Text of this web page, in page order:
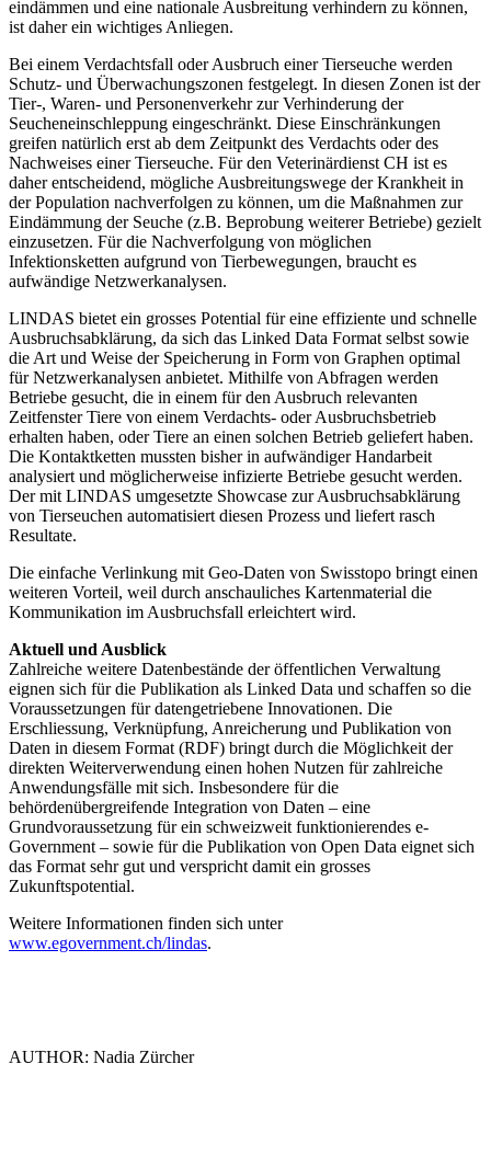
eindämmen und eine nationale Ausbreitung verhindern zu können,
ist daher ein wichtiges Anliegen.
Bei einem Verdachtsfall oder Ausbruch einer Tierseuche werden
Schutz- und Überwachungszonen festgelegt. In diesen Zonen ist der
Tier-, Waren- und Personenverkehr zur Verhinderung der
Seucheneinschleppung eingeschränkt. Diese Einschränkungen
greifen natürlich erst ab dem Zeitpunkt des Verdachts oder des
Nachweises einer Tierseuche. Für den Veterinärdienst CH ist es
daher entscheidend, mögliche Ausbreitungswege der Krankheit in
der Population nachverfolgen zu können, um die Maßnahmen zur
Eindämmung der Seuche (z.B. Beprobung weiterer Betriebe) gezielt
einzusetzen. Für die Nachverfolgung von möglichen
Infektionsketten aufgrund von Tierbewegungen, braucht es
aufwändige Netzwerkanalysen.
LINDAS bietet ein grosses Potential für eine effiziente und schnelle
Ausbruchsabklärung, da sich das Linked Data Format selbst sowie
die Art und Weise der Speicherung in Form von Graphen optimal
für Netzwerkanalysen anbietet. Mithilfe von Abfragen werden
Betriebe gesucht, die in einem für den Ausbruch relevanten
Zeitfenster Tiere von einem Verdachts- oder Ausbruchsbetrieb
erhalten haben, oder Tiere an einen solchen Betrieb geliefert haben.
Die Kontaktketten mussten bisher in aufwändiger Handarbeit
analysiert und möglicherweise infizierte Betriebe gesucht werden.
Der mit LINDAS umgesetzte Showcase zur Ausbruchsabklärung
von Tierseuchen automatisiert diesen Prozess und liefert rasch
Resultate.
Die einfache Verlinkung mit Geo-Daten von Swisstopo bringt einen
weiteren Vorteil, weil durch anschauliches Kartenmaterial die
Kommunikation im Ausbruchsfall erleichtert wird.
Aktuell und Ausblick
Zahlreiche weitere Datenbestände der öffentlichen Verwaltung
eignen sich für die Publikation als Linked Data und schaffen so die
Voraussetzungen für datengetriebene Innovationen. Die
Erschliessung, Verknüpfung, Anreicherung und Publikation von
Daten in diesem Format (RDF) bringt durch die Möglichkeit der
direkten Weiterverwendung einen hohen Nutzen für zahlreiche
Anwendungsfälle mit sich. Insbesondere für die
behördenübergreifende Integration von Daten – eine
Grundvoraussetzung für ein schweizweit funktionierendes e-
Government – sowie für die Publikation von Open Data eignet sich
das Format sehr gut und verspricht damit ein grosses
Zukunftspotential.
Weitere Informationen finden sich unter
www.egovernment.ch/lindas.
AUTHOR: Nadia Zürcher